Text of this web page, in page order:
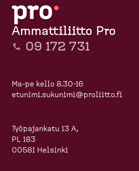
Ammattiliitto Pro
09 172 731
Ma-pe kello 8.30-16
etunimi.sukunimi@proliitto.fi
Työpajankatu 13 A,
PL 183
00581 Helsinki